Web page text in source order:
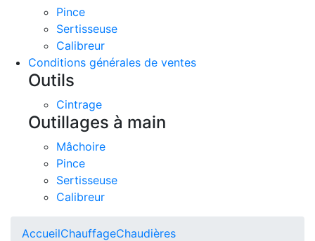
Pince
Sertisseuse
Calibreur
Conditions générales de ventes
Outils
Cintrage
Outillages à main
Mâchoire
Pince
Sertisseuse
Calibreur
AccueilChauffageChaudières